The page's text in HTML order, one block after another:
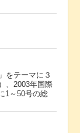
をテーマに３
、2003年国際
1～50号の総